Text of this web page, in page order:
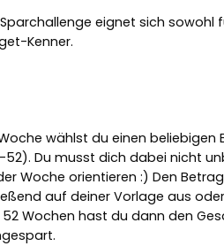
eignet sich sowohl
Kenner.
wählst du einen beliebigen
52). Du musst dich dabei nicht
Woche orientieren :) Den
auf deiner Vorlage aus
52 Wochen hast du dann den